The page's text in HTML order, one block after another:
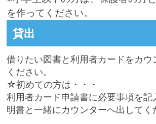
を作ってください。
貸出
借りたい図書と利用者カードをカウ
ください。
☆初めての方は・・・
利用者カード申請書に必要事項を記
明書と一緒にカウンターへ出してく